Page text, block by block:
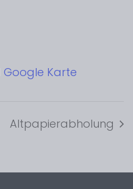
Google Karte
Altpapierabholung